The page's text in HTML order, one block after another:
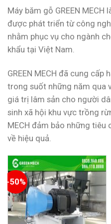
Máy băm gỗ GREEN
được phát triển từ công
nhằm phục vụ cho ngành
khẩu tại Việt Nam.
GREEN MECH đã cung
trong suốt những năm qua
giá trị lâm sản cho người
sinh xã hội khu vực trồng
MECH đảm bảo những tiêu
về hiệu quả.
-50%